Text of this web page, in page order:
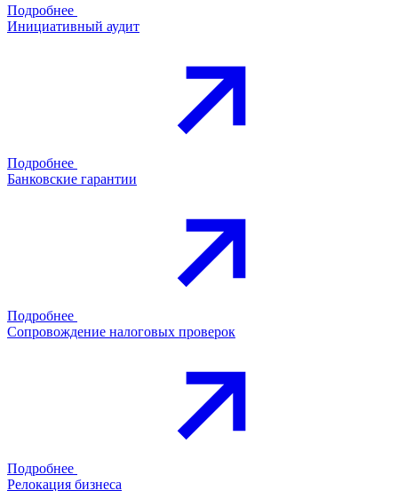
Подробнее
Инициативный аудит
Подробнее
Банковские гарантии
Подробнее
Сопровождение налоговых проверок
Подробнее
Релокация бизнеса